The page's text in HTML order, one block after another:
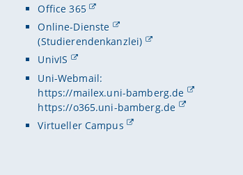
Office 365
Online-Dienste
(Studierendenkanzlei)
UnivIS
Uni-Webmail:
https://mailex.uni-bamberg.de
https://o365.uni-bamberg.de
Virtueller Campus